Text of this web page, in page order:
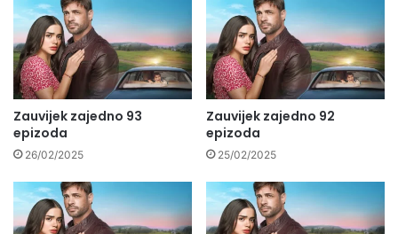
Zauvijek zajedno 93
epizoda
26/02/2025
Zauvijek zajedno 92
epizoda
25/02/2025